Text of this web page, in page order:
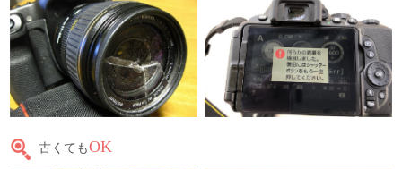
古くてもOK